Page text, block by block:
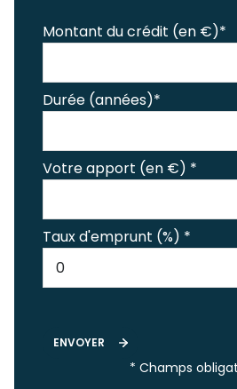
Montant du crédit (en €)*
Durée (années)*
Votre apport (en €) *
Taux d'emprunt (%) *
ENVOYER
* Champs